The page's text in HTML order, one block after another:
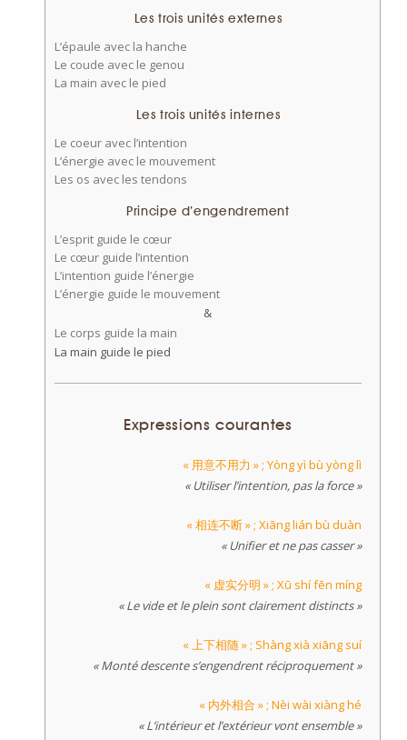
Les trois unités externes
L’épaule avec la hanche
Le coude avec le genou
La main avec le pied
Les trois unités internes
Le coeur avec l’intention
L’énergie avec le mouvement
Les os avec les tendons
Principe d’engendrement
L’esprit guide le cœur
Le cœur guide l’intention
L’intention guide l’énergie
L’énergie guide le mouvement
&
Le corps guide la main
La main guide le pied
Expressions courantes
« 用意不用力 » ; Yòng yì bù yòng lì
« Utiliser l’intention, pas la force »
« 相连不断 » ; Xiāng lián bù duàn
« Unifier et ne pas casser »
« 虚实分明 » ; Xū shí fēn míng
« Le vide et le plein sont clairement distincts »
« 上下相随 » ; Shàng xià xiāng suí
« Monté descente s’engendrent réciproquement »
« 内外相合 » ; Nèi wài xiàng hé
« L’intérieur et l’extérieur vont ensemble »